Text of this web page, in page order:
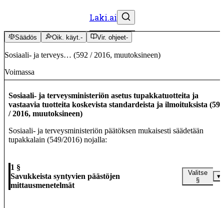
Laki.ai
Säädös Oik. käyt.- Vir. ohjeet-
Sosiaali- ja terveys… (592 / 2016, muutoksineen)
Voimassa
Sosiaali- ja terveysministeriön asetus tupakkatuotteita ja
vastaavia tuotteita koskevista standardeista ja ilmoituksista (592
/2016, muutoksineen)
Sosiaali- ja terveysministeriön päätöksen mukaisesti säädetään
tupakkalain (549/2016) nojalla:
1 §
Savukkeista syntyvien päästöjen
mittausmenetelmät
Valitse
§
▾